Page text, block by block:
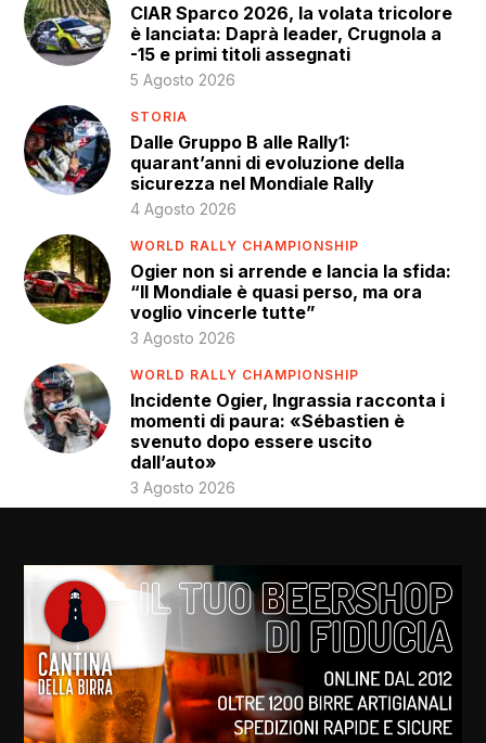
CIAR Sparco 2026, la volata tricolore
è lanciata: Daprà leader, Crugnola a
-15 e primi titoli assegnati
5 Agosto 2026
STORIA
Dalle Gruppo B alle Rally1:
quarant’anni di evoluzione della
sicurezza nel Mondiale Rally
4 Agosto 2026
WORLD RALLY CHAMPIONSHIP
Ogier non si arrende e lancia la sfida:
“Il Mondiale è quasi perso, ma ora
voglio vincerle tutte”
3 Agosto 2026
WORLD RALLY CHAMPIONSHIP
Incidente Ogier, Ingrassia racconta i
momenti di paura: «Sébastien è
svenuto dopo essere uscito
dall’auto»
3 Agosto 2026